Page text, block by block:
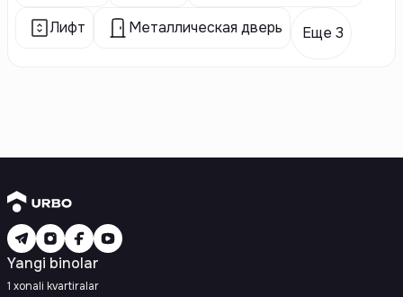
Лифт Металлическая дверь Еще 3
Yangi binolar
1 xonali kvartiralar